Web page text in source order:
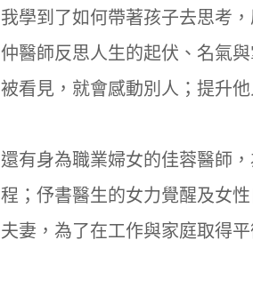
我學到了如何帶著孩子去思考
仲醫師反思人生的起伏、名氣
被看見，就會感動別人；提升
還有身為職業婦女的佳蓉醫師
程；伃書醫生的女力覺醒及女
夫妻，為了在工作與家庭取得